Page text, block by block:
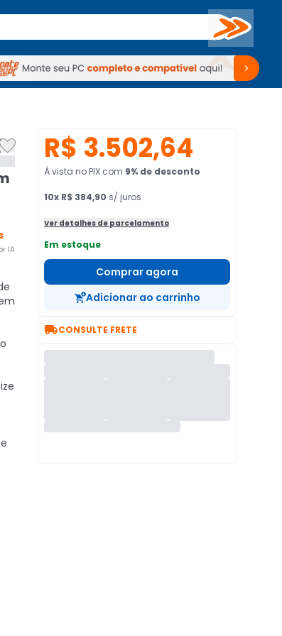
Buscar
Computadores Periféricos TV Venda no KaBuM!
Periféricos TV Venda no KaBuM!
IA
R$ 3.502,64
À vista no PIX com 9% de desconto
10x R$ 384,90 s/ juros
Ver detalhes de parcelamento
Em estoque
Comprar agora
Adicionar ao carrinho
CONSULTE FRETE